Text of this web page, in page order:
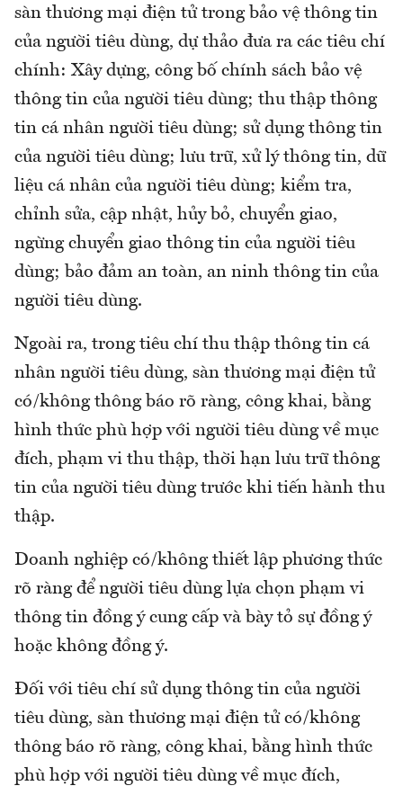
sàn thương mại điện tử trong bảo vệ thông tin
của người tiêu dùng, dự thảo đưa ra các tiêu chí
chính: Xây dựng, công bố chính sách bảo vệ
thông tin của người tiêu dùng; thu thập thông
tin cá nhân người tiêu dùng; sử dụng thông tin
của người tiêu dùng; lưu trữ, xử lý thông tin, dữ
liệu cá nhân của người tiêu dùng; kiểm tra,
chỉnh sửa, cập nhật, hủy bỏ, chuyển giao,
ngừng chuyển giao thông tin của người tiêu
dùng; bảo đảm an toàn, an ninh thông tin của
người tiêu dùng.
Ngoài ra, trong tiêu chí thu thập thông tin cá
nhân người tiêu dùng, sàn thương mại điện tử
có/không thông báo rõ ràng, công khai, bằng
hình thức phù hợp với người tiêu dùng về mục
đích, phạm vi thu thập, thời hạn lưu trữ thông
tin của người tiêu dùng trước khi tiến hành thu
thập.
Doanh nghiệp có/không thiết lập phương thức
rõ ràng để người tiêu dùng lựa chọn phạm vi
thông tin đồng ý cung cấp và bày tỏ sự đồng ý
hoặc không đồng ý.
Đối với tiêu chí sử dụng thông tin của người
tiêu dùng, sàn thương mại điện tử có/không
thông báo rõ ràng, công khai, bằng hình thức
phù hợp với người tiêu dùng về mục đích,